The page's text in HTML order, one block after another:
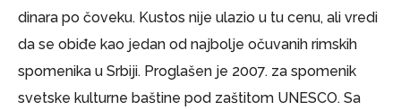
dinara po čoveku. Kustos nije ulazio u tu cenu, ali vredi
da se obiđe kao jedan od najbolje očuvanih rimskih
spomenika u Srbiji. Proglašen je 2007. za spomenik
svetske kulturne baštine pod zaštitom UNESCO. Sa